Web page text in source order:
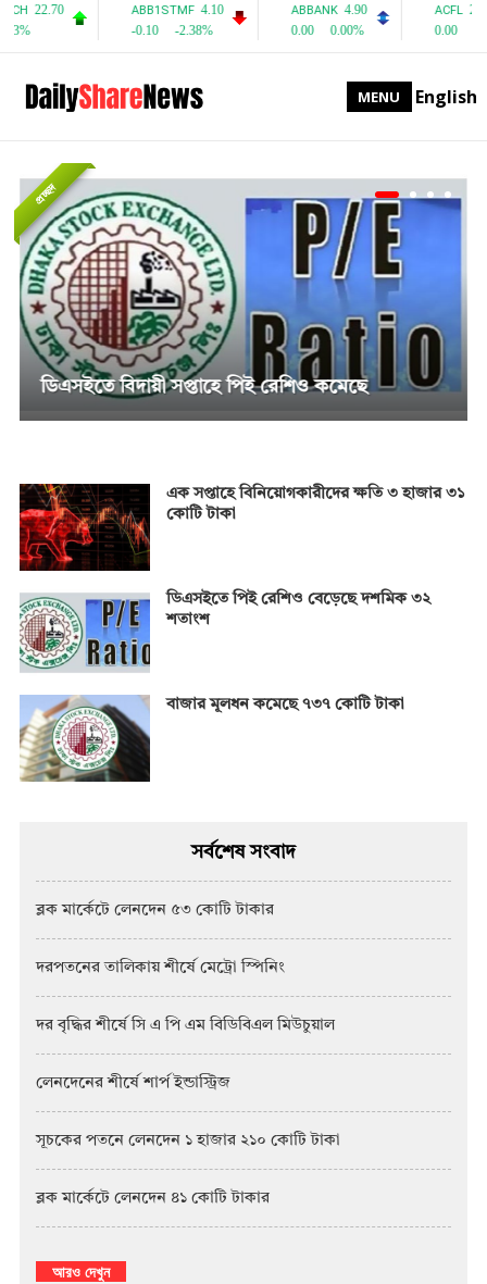
MENU English
এক সপ্তাহে বিনিয়োগকারীদের ক্ষতি ৩ হাজার ৩১
কোটি টাকা
ডিএসইতে পিই রেশিও বেড়েছে দশমিক ৩২
শতাংশ
বাজার মূলধন কমেছে ৭৩৭ কোটি টাকা
প্রচ্ছদ
সর্বশেষ সংবাদ
ব্লক মার্কেটে লেনদেন ৫৩ কোটি টাকার
দরপতনের তালিকায় শীর্ষে মেট্রো স্পিনিং
দর বৃদ্ধির শীর্ষে সি এ পি এম বিডিবিএল মিউচুয়াল
লেনদেনের শীর্ষে শার্প ইন্ডাস্ট্রিজ
সূচকের পতনে লেনদেন ১ হাজার ২১০ কোটি টাকা
ব্লক মার্কেটে লেনদেন ৪১ কোটি টাকার
আরও দেখুন